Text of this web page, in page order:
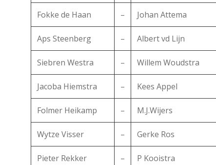
Fokke de Haan – Johan Attema
Aps Steenberg – Albert vd Lijn
Siebren Westra – Willem Woudstra
Jacoba Hiemstra – Kees Appel
Folmer Heikamp – M.J.Wijers
Wytze Visser – Gerke Ros
Pieter Rekker – P Kooistra